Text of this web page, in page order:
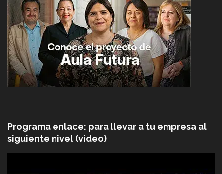
Programa enlace: para llevar a tu empresa al
siguiente nivel (video)